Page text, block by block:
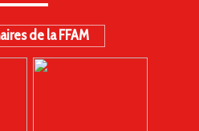
de la FFAM